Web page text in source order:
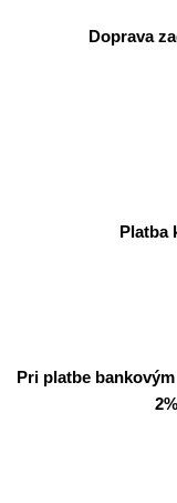
Doprava
Platba
Pri platbe